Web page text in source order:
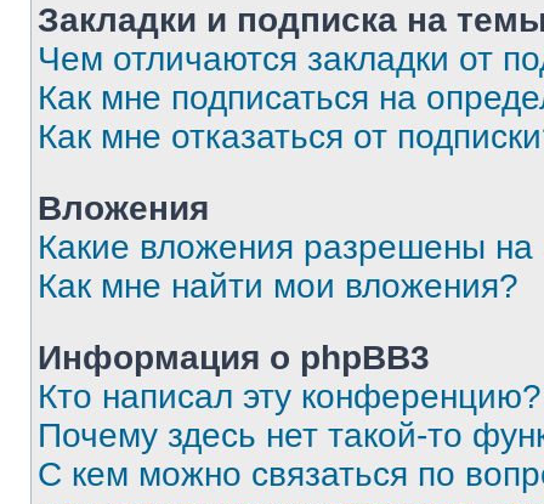
Закладки и подписка на
Чем отличаются закладки от
Как мне подписаться на
Как мне отказаться от
Вложения
Какие вложения разрешены
Как мне найти мои вложения?
Информация о phpBB3
Кто написал эту конференцию?
Почему здесь нет такой-то
С кем можно связаться по